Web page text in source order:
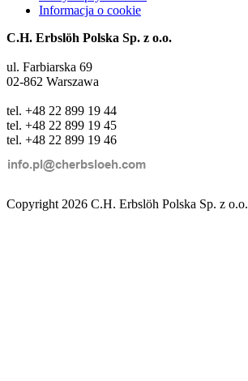
Informacja o cookie
C.H. Erbslöh Polska Sp. z o.o.
ul. Farbiarska 69
02-862 Warszawa
tel. +48 22 899 19 44
tel. +48 22 899 19 45
tel. +48 22 899 19 46
Copyright 2026 C.H. Erbslöh Polska Sp. z o.o.